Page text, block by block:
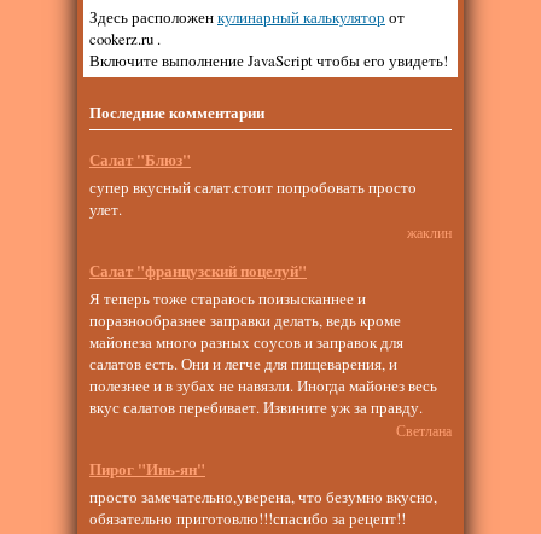
Здесь расположенкулинарный калькулятор от
cookerz.ru .
Включите выполнение JavaScript чтобы его увидеть!
Последние комментарии
Салат "Блюз"
супер вкусный салат.стоит попробовать просто
улет.
жаклин
Салат "французский поцелуй"
Я теперь тоже стараюсь поизысканнее и
поразнообразнее заправки делать, ведь кроме
майонеза много разных соусов и заправок для
салатов есть. Они и легче для пищеварения, и
полезнее и в зубах не навязли. Иногда майонез весь
вкус салатов перебивает. Извините уж за правду.
Светлана
Пирог "Инь-ян"
просто замечательно,уверена, что безумно вкусно,
обязательно приготовлю!!!спасибо за рецепт!!